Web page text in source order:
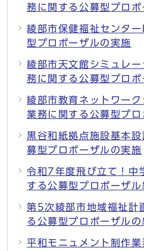
務に関する公募型プロ
綾部市保健福祉センタ
型プロポーザルの実施
綾部市天文館シミュレ
務に関する公募型プロ
綾部市教育ネットワー
業務に関する公募型プ
黒谷和紙拠点施設基本
募型プロポーザルの実施
令和7年度飛び立て！中
する公募型プロポーザル
第5次綾部市地域福祉計
る公募型プロポーザルの
平和モニュメント制作